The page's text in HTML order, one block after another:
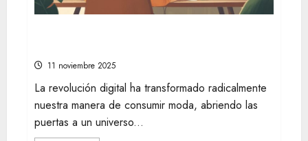
11 noviembre 2025
La revolución digital ha transformado radicalmente
nuestra manera de consumir moda, abriendo las
puertas a un universo...